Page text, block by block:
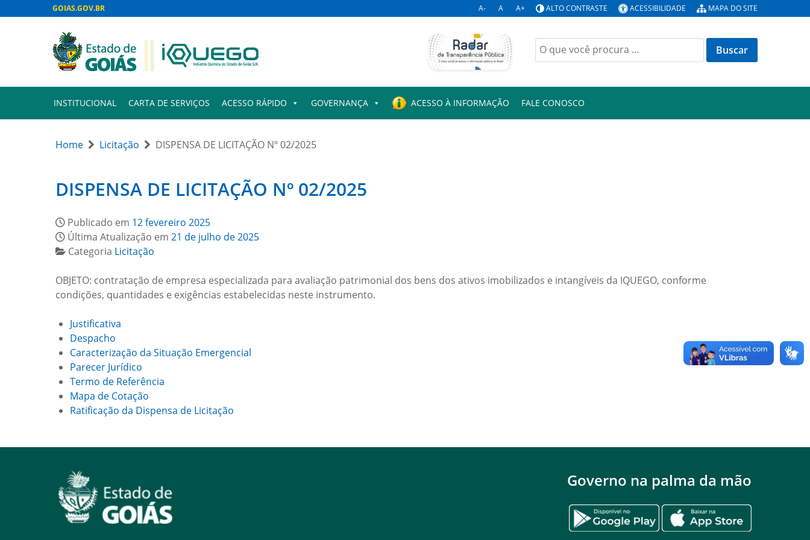
GOIAS.GOV.BR A- A A+ ALTO CONTRASTE ACESSIBILIDADE MAPA DO SITE
Buscar
por:
INSTITUCIONAL CARTA DE SERVIÇOS ACESSO RÁPIDO GOVERNANÇA ACESSO À INFORMAÇÃO FALE CONOSCO
Home Licitação DISPENSA DE LICITAÇÃO Nº 02/2025
DISPENSA DE LICITAÇÃO Nº 02/2025
Publicado em 12 fevereiro 2025
Última Atualização em 21 de julho de 2025
Categoria Licitação
OBJETO: contratação de empresa especializada para avaliação patrimonial dos bens dos ativos imobilizados e intangíveis da IQUEGO, conforme
condições, quantidades e exigências estabelecidas neste instrumento.
Justificativa
Despacho
Caracterização da Situação Emergencial
Parecer Jurídico
Termo de Referência
Mapa de Cotação
Ratificação da Dispensa de Licitação
Governo na palma da mão